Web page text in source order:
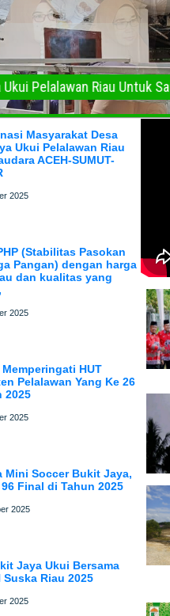
Jaya Ukui Pelalawan
Masyarakat Desa
Ukui Pelalawan Riau
ACEH-SUMUT-
2025
(Stabilitas Pasokan
Pangan) dengan harga
dan kualitas yang
2025
Memperingati HUT
Pelalawan Yang Ke 26
2025
2025
Mini Soccer Bukit Jaya,
Final di Tahun 2025
2025
Jaya Ukui Bersama
Suska Riau 2025
2025